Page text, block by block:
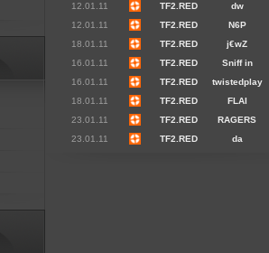
12.01.11
TF2.RED
dw
12.01.11
TF2.RED
N6P
18.01.11
TF2.RED
j€wZ
16.01.11
TF2.RED
Sniff in
16.01.11
TF2.RED
twistedplay
18.01.11
TF2.RED
FLAI
23.01.11
TF2.RED
RAGERS
23.01.11
TF2.RED da